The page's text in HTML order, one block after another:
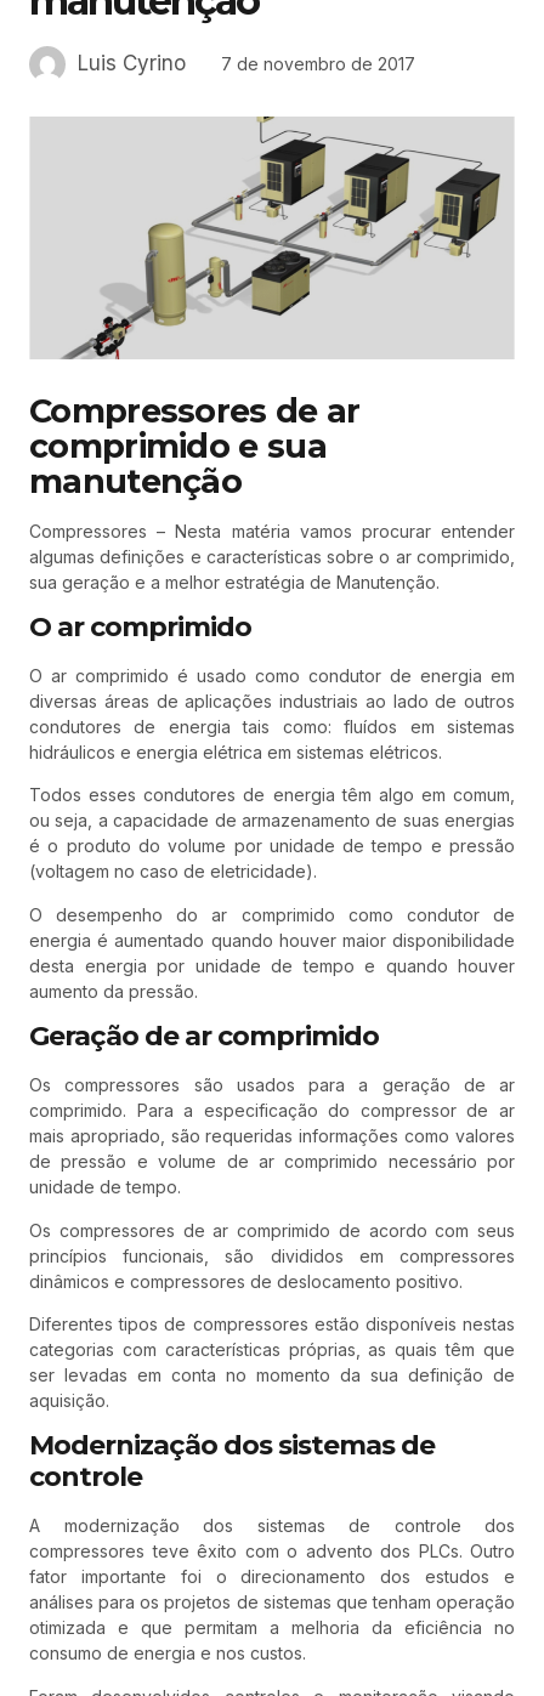
Luis Cyrino 7 de novembro de 2017
Compressores de ar
comprimido e sua
manutenção
Compressores – Nesta matéria vamos procurar entender
algumas definições e características sobre o ar comprimido,
sua geração e a melhor estratégia de Manutenção.
O ar comprimido
O ar comprimido é usado como condutor de energia em
diversas áreas de aplicações industriais ao lado de outros
condutores de energia tais como: fluídos em sistemas
hidráulicos e energia elétrica em sistemas elétricos.
Todos esses condutores de energia têm algo em comum,
ou seja, a capacidade de armazenamento de suas energias
é o produto do volume por unidade de tempo e pressão
(voltagem no caso de eletricidade).
O desempenho do ar comprimido como condutor de
energia é aumentado quando houver maior disponibilidade
desta energia por unidade de tempo e quando houver
aumento da pressão.
Geração de ar comprimido
Os compressores são usados para a geração de ar
comprimido. Para a especificação do compressor de ar
mais apropriado, são requeridas informações como valores
de pressão e volume de ar comprimido necessário por
unidade de tempo.
Os compressores de ar comprimido de acordo com seus
princípios funcionais, são divididos em compressores
dinâmicos e compressores de deslocamento positivo.
Diferentes tipos de compressores estão disponíveis nestas
categorias com características próprias, as quais têm que
ser levadas em conta no momento da sua definição de
aquisição.
Modernização dos sistemas de
controle
A modernização dos sistemas de controle dos
compressores teve êxito com o advento dos PLCs. Outro
fator importante foi o direcionamento dos estudos e
análises para os projetos de sistemas que tenham operação
otimizada e que permitam a melhoria da eficiência no
consumo de energia e nos custos.